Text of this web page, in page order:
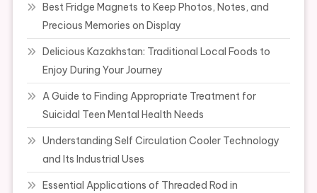
Best Fridge Magnets to Keep Photos, Notes, and
Precious Memories on Display
Delicious Kazakhstan: Traditional Local Foods to
Enjoy During Your Journey
A Guide to Finding Appropriate Treatment for
Suicidal Teen Mental Health Needs
Understanding Self Circulation Cooler Technology
and Its Industrial Uses
Essential Applications of Threaded Rod in